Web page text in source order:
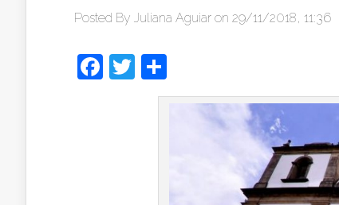
Posted By Juliana Aguiar on 29/11/2018, 11:36
Facebook
Twitter